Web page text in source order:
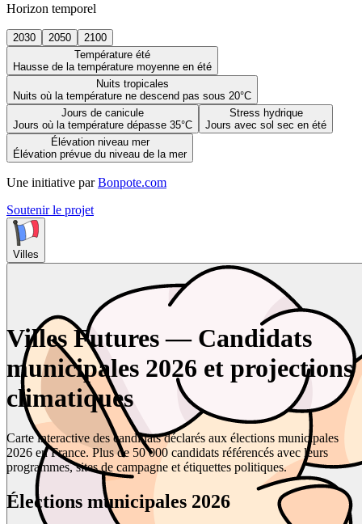
Horizon temporel
2030 2050
2100
Température été
Hausse de la température moyenne en été
Nuits tropicales
Nuits où la température ne descend pas sous 20°C
Jours de canicule
Jours où la température dépasse 35°C
Stress hydrique
Jours avec sol sec en été
Élévation niveau mer
Élévation prévue du niveau de la mer
Une initiative par Bonpote.com
Soutenir le projet
Villes
Villes Futures — Candidats
municipales 2026 et projections
climatiques
Carte interactive des candidats déclarés aux élections municipales
2026 en France. Plus de 50 000 candidats référencés avec leurs
programmes, sites de campagne et étiquettes politiques.
Élections municipales 2026